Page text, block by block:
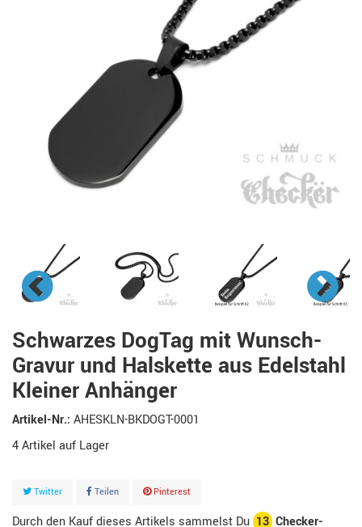
Schwarzes DogTag mit Wunsch-
Gravur und Halskette aus Edelstahl
Kleiner Anhänger
Artikel-Nr.: AHESKLN-BKDOGT-0001
4Artikel
Twitter Teilen Pinterest
Durch den Kauf dieses Artikels sammelst Du 13 Checker-